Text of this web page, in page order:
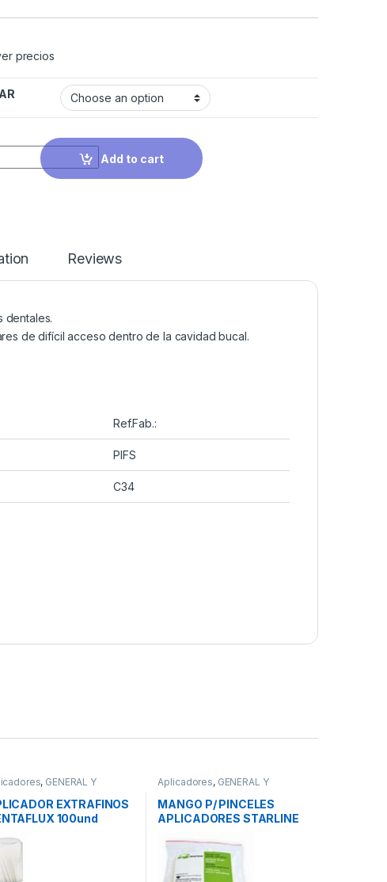
precios
Add to cart
Reviews
dentales.
de difícil acceso dentro de la cavidad bucal.
Ref.Fab.:
PIFS
C34
, GENERAL Y
EXTRAFINOS
100und
Aplicadores, GENERAL Y
CLINICA
MANGO P/ PINCELES
APLICADORES STARLINE